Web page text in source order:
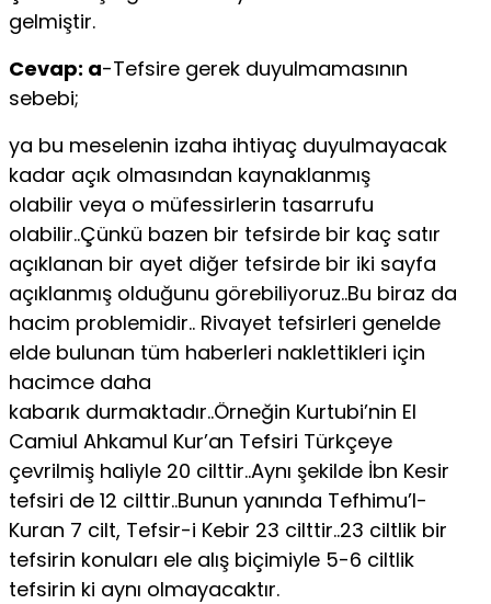
gelmiştir.
Cevap: a-Tefsire gerek duyulmamasının
sebebi;
ya bu meselenin izaha ihtiyaç duyulmayacak
kadar açık olmasından kaynaklanmış
olabilir veya o müfessirlerin tasarrufu
olabilir..Çünkü bazen bir tefsirde bir kaç satır
açıklanan bir ayet diğer tefsirde bir iki sayfa
açıklanmış olduğunu görebiliyoruz..Bu biraz da
hacim problemidir.. Rivayet tefsirleri genelde
elde bulunan tüm haberleri naklettikleri için
hacimce daha
kabarık durmaktadır..Örneğin Kurtubi’nin El
Camiul Ahkamul Kur’an Tefsiri Türkçeye
çevrilmiş haliyle 20 cilttir..Aynı şekilde İbn Kesir
tefsiri de 12 cilttir..Bunun yanında Tefhimu’l-
Kuran 7 cilt, Tefsir-i Kebir 23 cilttir..23 ciltlik bir
tefsirin konuları ele alış biçimiyle 5-6 ciltlik
tefsirin ki aynı olmayacaktır.